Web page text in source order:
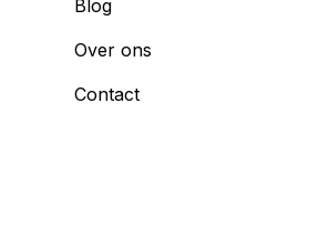
Blog
Over ons
Contact